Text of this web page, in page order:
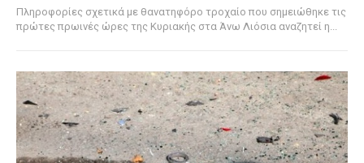
Πληροφορίες σχετικά με θανατηφόρο τροχαίο που σημειώθηκε τις
πρώτες πρωινές ώρες της Κυριακής στα Άνω Λιόσια αναζητεί η...